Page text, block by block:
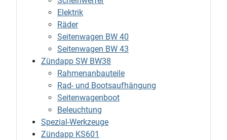
Elektrik
Räder
Seitenwagen BW 40
Seitenwagen BW 43
Zündapp SW BW38
Rahmenanbauteile
Rad- und Bootsaufhängung
Seitenwagenboot
Beleuchtung
Spezial-Werkzeuge
Zündapp KS601